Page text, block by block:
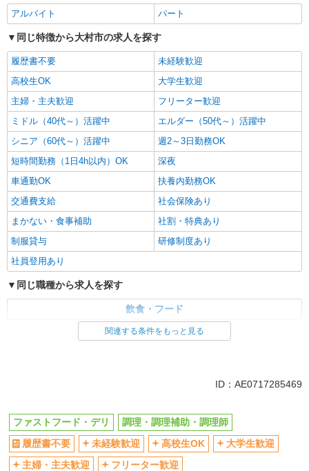
アルバイト パート
同じ特徴から大村市の求人を探す
履歴書不要
未経験歓迎
高校生OK
大学生歓迎
主婦・主夫歓迎
フリーター歓迎
ミドル（40代～）活躍中
エルダー（50代～）活躍中
シニア（60代～）活躍中
週2～3日勤務OK
短時間勤務（1日4h以内）OK
深夜
車通勤OK
扶養内勤務OK
交通費支給
社会保険あり
まかない・食事補助
社割・特典あり
制服貸与
研修制度あり
社員登用あり
同じ職種から求人を探す
飲食・フード
ファストフード・デリ
調理・調理補助・調理師
週2～3日勤務OK
短時間勤務（1日4h以内）OK
深夜
車通勤OK
扶養内勤務OK
交通費支給
関連する条件をもっと見る
ID：AE0717285469
ファストフード・デリ
調理・調理補助・調理師
履歴書不要
未経験歓迎 高校生OK
大学生歓迎
主婦・主夫歓迎
フリーター歓迎